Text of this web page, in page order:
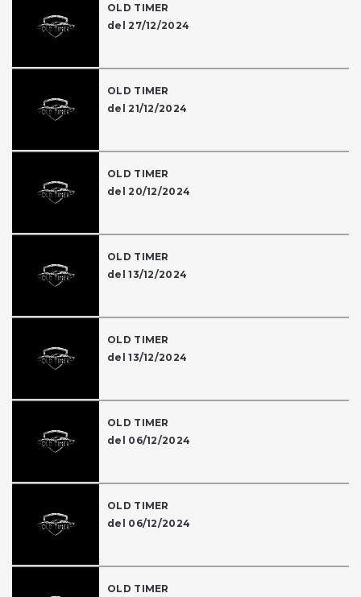
OLD TIMER
del 27/12/2024
OLD TIMER
del 21/12/2024
OLD TIMER
del 20/12/2024
OLD TIMER
del 13/12/2024
OLD TIMER
del 13/12/2024
OLD TIMER
del 06/12/2024
OLD TIMER
del 06/12/2024
OLD TIMER